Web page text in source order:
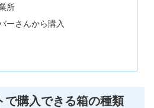
所
ーさんから購入
で購入できる箱の種類